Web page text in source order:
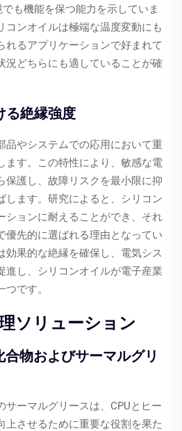
も機能を保つ能力を示していま
コンオイルは極端な温度変動にも
れるアプリケーションで好まれて
況どちらにも適していることが確
る絶縁強度
品やシステムでの応用において重
ます。この特性により、敏感な電
保護し、故障リスクを最小限に抑
します。研究によると、シリコン
ションに耐えることができ、それ
優先的に選ばれる理由となってい
効果的な絶縁を確保し、電気シス
進し、シリコンオイルが電子産業
です。
ソリューション
物およびサーマルグリ
サーマルグリースは、CPUとヒー
上させるために重要な役割を果た